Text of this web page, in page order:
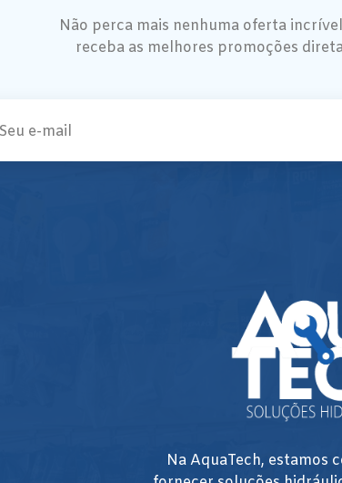
Não perca mais nenhuma oferta
receba as melhores promoções
Na AquaTech, estamos